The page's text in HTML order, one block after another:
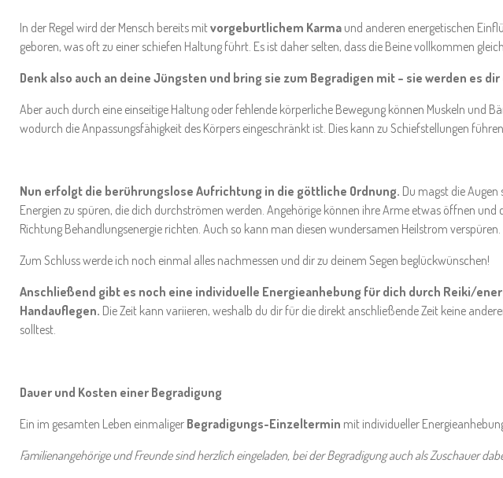
In der Regel wird der Mensch bereits mitvorgeburtlichem Karma und anderen energetischen
geboren, was oft zu einer schiefen Haltung führt. Es ist daher selten, dass die Beine vollkommen
Denk also auch an deine Jüngsten und bring sie zum Begradigen mit – sie werden es dir
Aber auch durch eine einseitige Haltung oder fehlende körperliche Bewegung können Muskeln und
wodurch die Anpassungsfähigkeit des Körpers eingeschränkt ist. Dies kann zu Schiefstellungen
Nun erfolgt die berührungslose Aufrichtung in die göttliche Ordnung. Du magst die
Energien zu spüren, die dich durchströmen werden. Angehörige können ihre Arme etwas öffnen und
Richtung Behandlungsenergie richten. Auch so kann man diesen wundersamen Heilstrom verspüren.
Zum Schluss werde ich noch einmal alles nachmessen und dir zu deinem Segen beglückwünschen!
Anschließend gibt es noch eine individuelle Energieanhebung für dich durch Reiki/
Handauflegen. Die Zeit kann variieren, weshalb du dir für die direkt anschließende Zeit keine
solltest.
Dauer und Kosten einer Begradigung
Ein im gesamten Leben einmaliger Begradigungs-Einzeltermin mit individueller
Familienangehörige und Freunde sind herzlich eingeladen, bei der Begradigung auch als Zuschauer